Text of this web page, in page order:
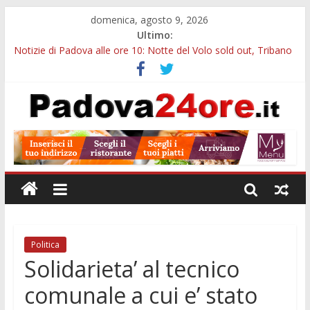
domenica, agosto 9, 2026
Ultimo:
Notizie di Padova alle ore 10: Notte del Volo sold out, Tribano
Campus estivo nei Musei Civici di Padova: arte e monumenti
per bambini e ragazzi
Galleria Cavour, cento opere di Diana Migliorato tra colore,
Cinema Arena Romana, stasera la commedia di Antonio
Albanese sotto le stelle a Padova
Campo San Martino, il Museo della civiltà contadina apre gratis
durante la sagra
Politica
Solidarieta’ al tecnico
comunale a cui e’ stato